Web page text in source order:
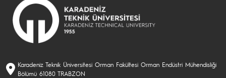
Karadeniz Teknik Üniversitesi Orman Fakültesi Orman Endüstri Mühendisliği
Bölümü 61080 TRABZON